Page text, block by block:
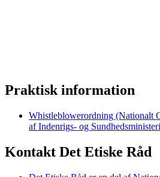
Praktisk information
Whistleblowerordning (Nationalt
af Indenrigs- og
Kontakt Det Etiske Råd